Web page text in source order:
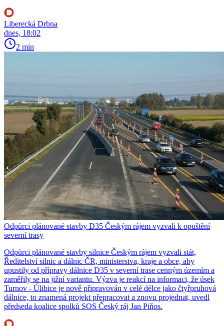
Liberecká Drbna
dnes, 18:02
2 min
Odpůrci plánované stavby D35 Českým rájem vyzvali k opuštění
severní trasy
Odpůrci plánované stavby silnice Českým rájem vyzvali stát,
Ředitelství silnic a dálnic ČR, ministerstva, kraje a obce, aby
upustily od přípravy dálnice D35 v severní trase cenným územím a
zaměřily se na jižní variantu. Výzva je reakcí na informaci, že úsek
Turnov - Úlibice je nově připravován v celé délce jako čtyřpruhová
dálnice, to znamená projekt přepracovat a znovu projednat, uvedl
předseda koalice spolků SOS Český ráj Jan Piňos.